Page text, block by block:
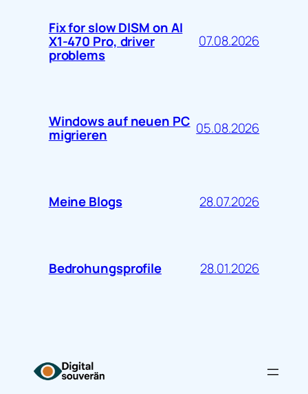
Fix for slow DISM on AI
X1-470 Pro, driver
problems
07.08.2026
Windows auf neuen PC
migrieren 05.08.2026
Meine Blogs 28.07.2026
Bedrohungsprofile 28.01.2026